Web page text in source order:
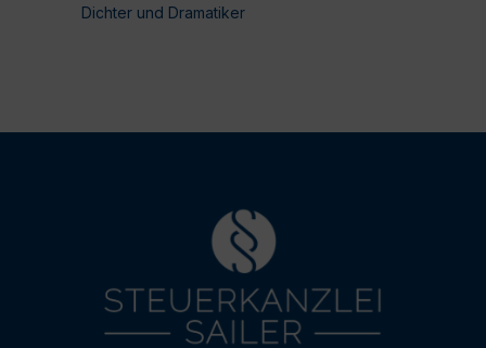
Dichter und Dramatiker